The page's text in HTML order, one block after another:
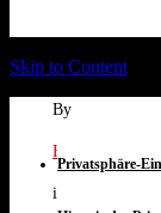
Privatsphäre-
Skip to Content
By
Hara Sportcenter
in